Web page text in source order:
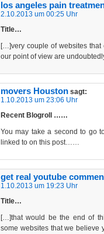
los angeles pain
2.10.2013 um 00:25 Uhr
Title…
[…]very couple of websites that
our point of view are
movers Houston sagt:
1.10.2013 um 23:06 Uhr
Recent Blogroll ……
You may take a second to go
linked to on this post……
get real youtube
1.10.2013 um 19:23 Uhr
Title…
[…]that would be the end of
some websites that we